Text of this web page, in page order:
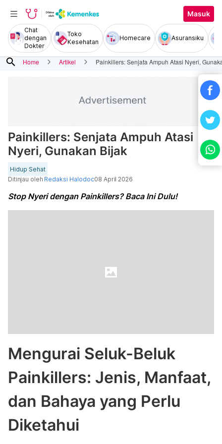
Masuk
Chat
dengan
Dokter
Toko
Kesehatan
Homecare Asuransiku
search Home Artikel Painkillers: Senjata Ampuh Atasi Nyeri,
Painkillers: Senjata Ampuh Atasi
Nyeri, Gunakan Bijak
Hidup Sehat
Ditinjau oleh Redaksi Halodoc08 April 2026
Stop Nyeri dengan Painkillers? Baca Ini Dulu!
Mengurai Seluk-Beluk
Painkillers: Jenis, Manfaat,
dan Bahaya yang Perlu
Diketahui